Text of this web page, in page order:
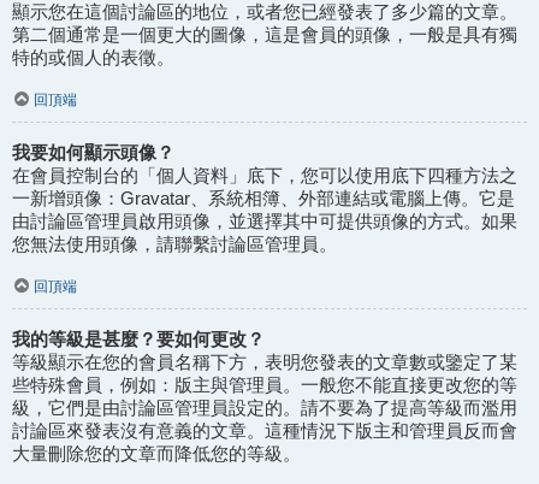
顯示您在這個討論區的地位，或者您已經發表了多少篇的文章。
第二個通常是一個更大的圖像，這是會員的頭像，一般是具有獨
特的或個人的表徵。
回頂端
我要如何顯示頭像？
在會員控制台的「個人資料」底下，您可以使用底下四種方法之
一新增頭像：Gravatar、系統相簿、外部連結或電腦上傳。它是
由討論區管理員啟用頭像，並選擇其中可提供頭像的方式。如果
您無法使用頭像，請聯繫討論區管理員。
回頂端
我的等級是甚麼？要如何更改？
等級顯示在您的會員名稱下方，表明您發表的文章數或鑒定了某
些特殊會員，例如：版主與管理員。一般您不能直接更改您的等
級，它們是由討論區管理員設定的。請不要為了提高等級而濫用
討論區來發表沒有意義的文章。這種情況下版主和管理員反而會
大量刪除您的文章而降低您的等級。